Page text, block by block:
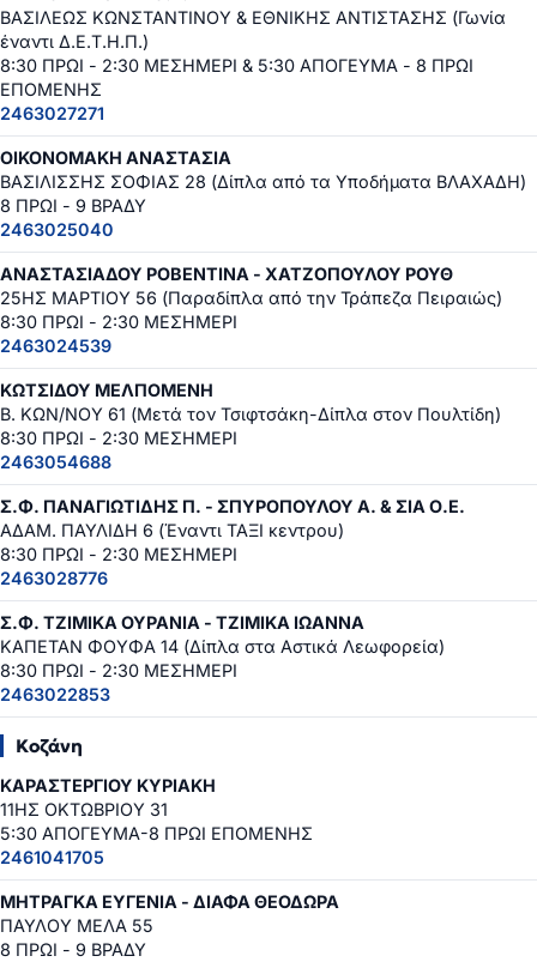
ΒΑΣΙΛΕΩΣ ΚΩΝΣΤΑΝΤΙΝΟΥ & ΕΘΝΙΚΗΣ ΑΝΤΙΣΤΑΣΗΣ (Γωνία
έναντι Δ.Ε.Τ.Η.Π.)
8:30 ΠΡΩΙ - 2:30 ΜΕΣΗΜΕΡΙ & 5:30 ΑΠΟΓΕΥΜΑ - 8 ΠΡΩΙ
ΕΠΟΜΕΝΗΣ
2463027271
ΟΙΚΟΝΟΜΑΚΗ ΑΝΑΣΤΑΣΙΑ
ΒΑΣΙΛΙΣΣΗΣ ΣΟΦΙΑΣ 28 (Δίπλα από τα Υποδήματα ΒΛΑΧΑΔΗ)
8 ΠΡΩΙ - 9 ΒΡΑΔΥ
2463025040
ΑΝΑΣΤΑΣΙΑΔΟΥ ΡΟΒΕΝΤΙΝΑ - ΧΑΤΖΟΠΟΥΛΟΥ ΡΟΥΘ
25ΗΣ ΜΑΡΤΙΟΥ 56 (Παραδίπλα από την Τράπεζα Πειραιώς)
8:30 ΠΡΩΙ - 2:30 ΜΕΣΗΜΕΡΙ
2463024539
ΚΩΤΣΙΔΟΥ ΜΕΛΠΟΜΕΝΗ
Β. ΚΩΝ/ΝΟΥ 61 (Μετά τον Τσιφτσάκη-Δίπλα στον Πουλτίδη)
8:30 ΠΡΩΙ - 2:30 ΜΕΣΗΜΕΡΙ
2463054688
Σ.Φ. ΠΑΝΑΓΙΩΤΙΔΗΣ Π. - ΣΠΥΡΟΠΟΥΛΟΥ Α. & ΣΙΑ Ο.Ε.
ΑΔΑΜ. ΠΑΥΛΙΔΗ 6 (Έναντι ΤΑΞΙ κεντρου)
8:30 ΠΡΩΙ - 2:30 ΜΕΣΗΜΕΡΙ
2463028776
Σ.Φ. ΤΖΙΜΙΚΑ ΟΥΡΑΝΙΑ - ΤΖΙΜΙΚΑ ΙΩΑΝΝΑ
ΚΑΠΕΤΑΝ ΦΟΥΦΑ 14 (Δίπλα στα Αστικά Λεωφορεία)
8:30 ΠΡΩΙ - 2:30 ΜΕΣΗΜΕΡΙ
2463022853
Κοζάνη
ΚΑΡΑΣΤΕΡΓΙΟΥ ΚΥΡΙΑΚΗ
11ΗΣ ΟΚΤΩΒΡΙΟΥ 31
5:30 ΑΠΟΓΕΥΜΑ-8 ΠΡΩΙ ΕΠΟΜΕΝΗΣ
2461041705
ΜΗΤΡΑΓΚΑ ΕΥΓΕΝΙΑ - ΔΙΑΦΑ ΘΕΟΔΩΡΑ
ΠΑΥΛΟΥ ΜΕΛΑ 55
8 ΠΡΩΙ - 9 ΒΡΑΔΥ